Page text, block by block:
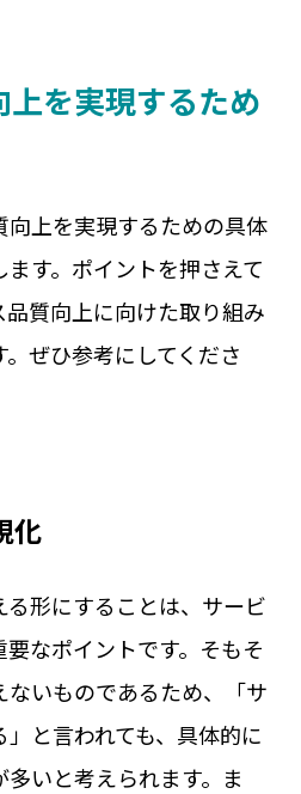
を実現するため
向上を実現するための具体
す。ポイントを押さえて
質向上に向けた取り組み
ぜひ参考にしてくださ
化
形にすることは、サービ
なポイントです。そもそ
いものであるため、「サ
と言われても、具体的に
いと考えられます。ま